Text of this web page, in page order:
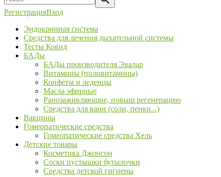
РегистрацияВход
Эндокринная система
Средства для лечения дыхательной системы
Тесты Ковид
БАДы
БАДы производителя Эвалар
Витамины (поливитамины)
Конфеты и леденцы
Масла эфирные
Ранозаживляющие, повыш регенерацию
Средства для ванн (соли, пенки...)
Вакцины
Гомеопатические средства
Гомеопатические средства Хель
Детские товары
Косметика Джонсон
Соски пустышки бутылочки
Средства детской гигиены